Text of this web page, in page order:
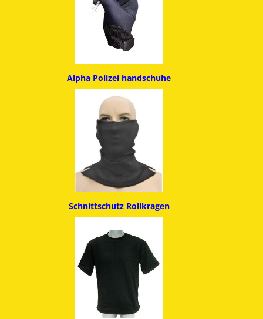
Alpha Polizei handschuhe
SchnittschutzRollkragen